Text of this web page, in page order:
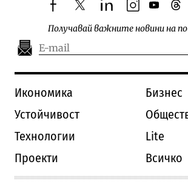
facebooktwitterlinkedininstagram
youtube
Получавай важните новини на
Икономика
Бизнес
Устойчивост
Технологии
Lite
Проекти
Всичко